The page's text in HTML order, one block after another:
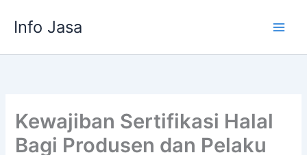
Info Jasa
Kewajiban Sertifikasi Halal
Bagi Produsen dan Pelaku